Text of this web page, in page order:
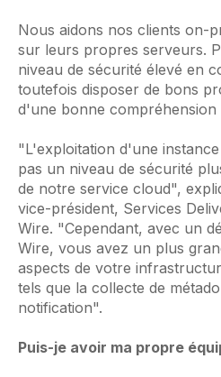
Nous aidons nos clients on-
sur leurs propres serveurs.
niveau de sécurité élevé en
toutefois disposer de bons
d'une bonne compréhension
"L'exploitation d'une
pas un niveau de sécurité
de notre service cloud",
vice-président, Services
Wire. "Cependant, avec un
Wire, vous avez un plus
aspects de votre
tels que la collecte de
notification".
Puis-je avoir ma propre